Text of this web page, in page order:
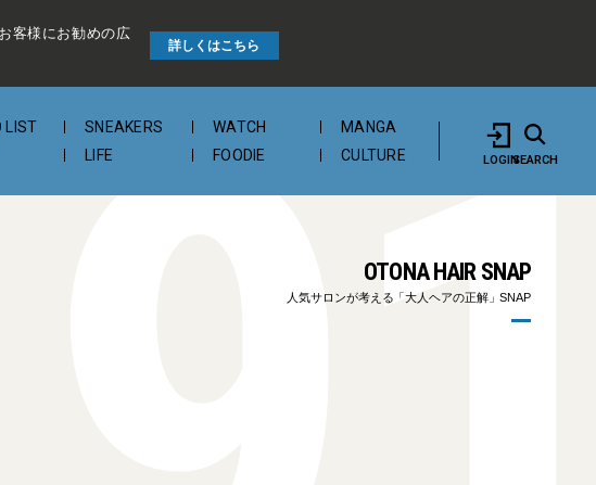
客様にお勧めの広
詳しくはこちら
LIST SNEAKERS WATCH
MANGA
LIFE FOODIE CULTURE LOGINSEARCH
OTONA HAIR SNAP
人気サロンが考える「大人ヘアの正解」SNAP